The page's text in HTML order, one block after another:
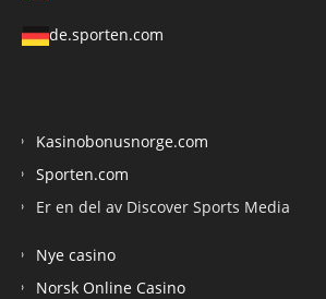
de.sporten.com
Kasinobonusnorge.com
Sporten.com
Er en del av Discover Sports Media
Nye casino
Norsk Online Casino